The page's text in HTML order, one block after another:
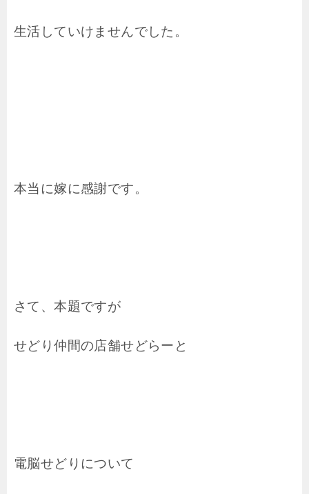
生活していけませんでした。
本当に嫁に感謝です。
さて、本題ですが
せどり仲間の店舗せどらーと
電脳せどりについて